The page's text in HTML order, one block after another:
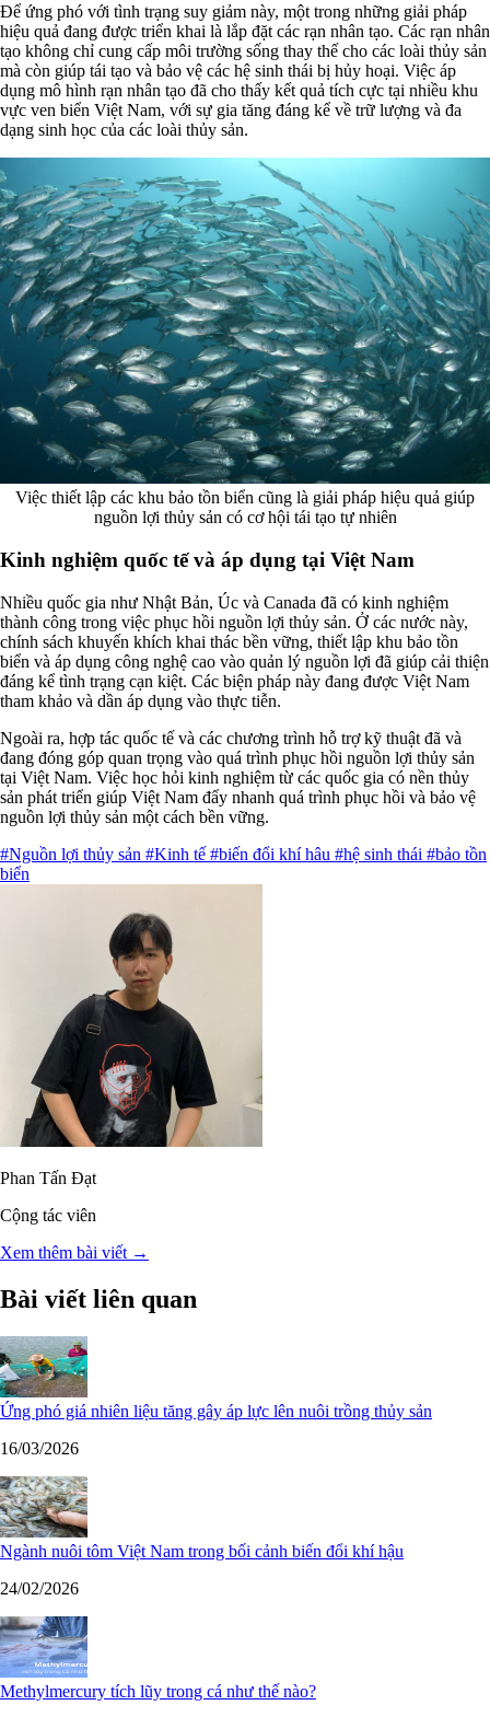
Để ứng phó với tình trạng suy giảm này, một trong những giải pháp
hiệu quả đang được triển khai là lắp đặt các rạn nhân tạo. Các rạn nhân
tạo không chỉ cung cấp môi trường sống thay thế cho các loài thủy sản
mà còn giúp tái tạo và bảo vệ các hệ sinh thái bị hủy hoại. Việc áp
dụng mô hình rạn nhân tạo đã cho thấy kết quả tích cực tại nhiều khu
vực ven biển Việt Nam, với sự gia tăng đáng kể về trữ lượng và đa
dạng sinh học của các loài thủy sản.
Việc thiết lập các khu bảo tồn biển cũng là giải pháp hiệu quả giúp
nguồn lợi thủy sản có cơ hội tái tạo tự nhiên
Kinh nghiệm quốc tế và áp dụng tại Việt Nam
Nhiều quốc gia như Nhật Bản, Úc và Canada đã có kinh nghiệm
thành công trong việc phục hồi nguồn lợi thủy sản. Ở các nước này,
chính sách khuyến khích khai thác bền vững, thiết lập khu bảo tồn
biển và áp dụng công nghệ cao vào quản lý nguồn lợi đã giúp cải thiện
đáng kể tình trạng cạn kiệt. Các biện pháp này đang được Việt Nam
tham khảo và dần áp dụng vào thực tiễn.
Ngoài ra, hợp tác quốc tế và các chương trình hỗ trợ kỹ thuật đã và
đang đóng góp quan trọng vào quá trình phục hồi nguồn lợi thủy sản
tại Việt Nam. Việc học hỏi kinh nghiệm từ các quốc gia có nền thủy
sản phát triển giúp Việt Nam đẩy nhanh quá trình phục hồi và bảo vệ
nguồn lợi thủy sản một cách bền vững.
#Nguồn lợi thủy sản #Kinh tế #biến đổi khí hâu #hệ sinh thái #bảo tồn
biển
Phan Tấn Đạt
Cộng tác viên
Xem thêm bài viết →
Bài viết liên quan
Ứng phó giá nhiên liệu tăng gây áp lực lên nuôi trồng thủy sản
16/03/2026
Ngành nuôi tôm Việt Nam trong bối cảnh biến đổi khí hậu
24/02/2026
Methylmercury tích lũy trong cá như thế nào?